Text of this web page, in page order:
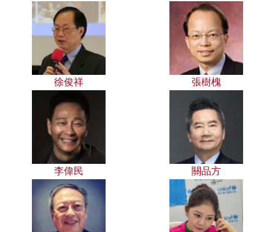
徐俊祥 張樹槐
李偉民 關品方